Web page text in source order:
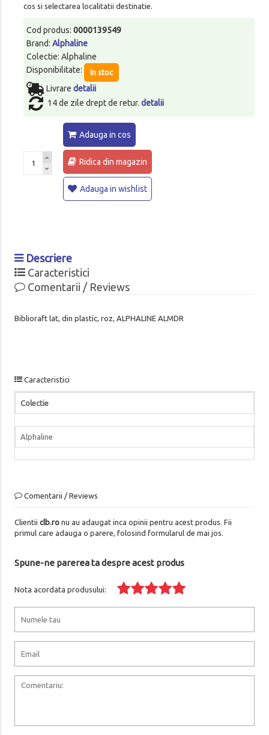
cos si selectarea localitatii destinatie.
Cod produs: 0000139549
Brand: Alphaline
Colectie: Alphaline
Disponibilitate:
In stoc
Livrare detalii
14 de zile drept de retur. detalii
Adauga in cos
Ridica din magazin
Adauga in wishlist
Descriere
Caracteristici
Comentarii / Reviews
Biblioraft lat, din plastic, roz, ALPHALINE ALMDR
Caracteristici
Colectie
Alphaline
Comentarii / Reviews
Clientii clb.ronu au adaugat inca opinii pentru acest produs. Fii
primul care adauga o parere, folosind formularul de mai jos.
Spune-ne parerea ta despre acest produs
Nota acordata produsului: